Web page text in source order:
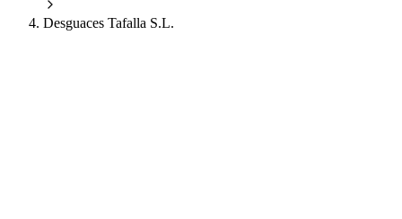
Desguaces Tafalla S.L.